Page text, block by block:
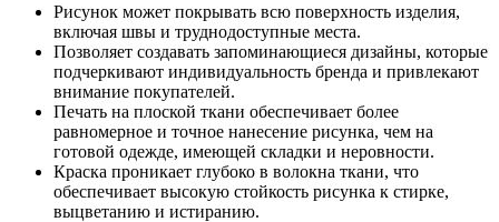
Рисунок может покрывать всю поверхность изделия,
включая швы и труднодоступные места.
Позволяет создавать запоминающиеся дизайны, которые
подчеркивают индивидуальность бренда и привлекают
внимание покупателей.
Печать на плоской ткани обеспечивает более
равномерное и точное нанесение рисунка, чем на
готовой одежде, имеющей складки и неровности.
Краска проникает глубоко в волокна ткани, что
обеспечивает высокую стойкость рисунка к стирке,
выцветанию и истиранию.